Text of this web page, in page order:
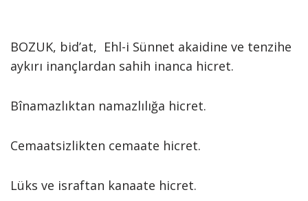
BOZUK, bid’at, Ehl-i Sünnet akaidine ve tenzihe
aykırı inançlardan sahih inanca hicret.
Bînamazlıktan namazlılığa hicret.
Cemaatsizlikten cemaate hicret.
Lüks ve israftan kanaate hicret.